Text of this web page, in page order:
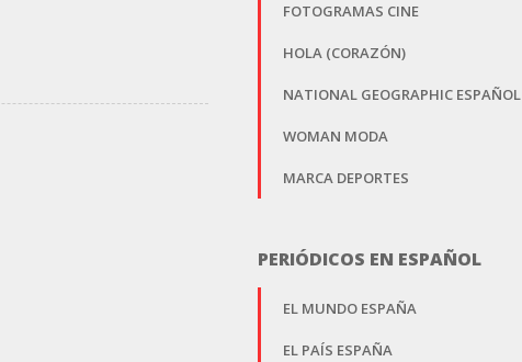
FOTOGRAMAS CINE
HOLA (CORAZÓN)
NATIONAL GEOGRAPHIC ESPAÑOL
WOMAN MODA
MARCA DEPORTES
PERIÓDICOS EN ESPAÑOL
EL MUNDO ESPAÑA
EL PAÍS ESPAÑA